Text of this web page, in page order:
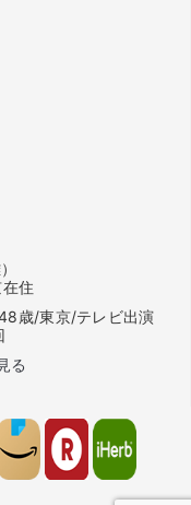
住
歳/東京/テレビ出演
る